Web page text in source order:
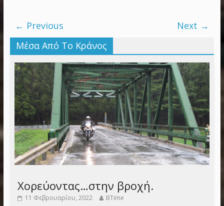
← Previous
Next →
Μέσα Από Το Κράνος
Χορεύοντας…στην βροχή.
11 Φεβρουαρίου, 2022 BTime